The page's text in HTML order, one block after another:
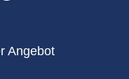
Angebot